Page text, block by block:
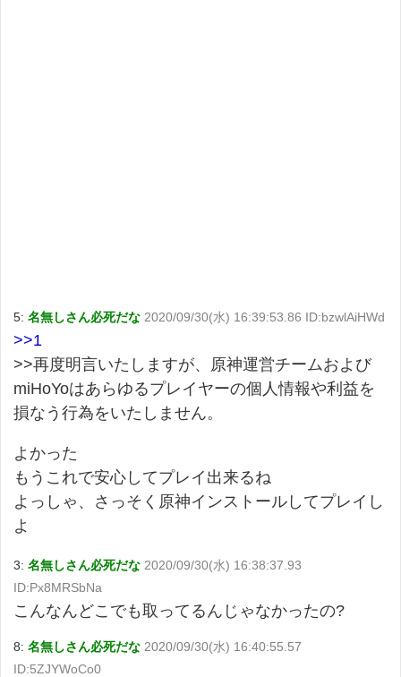
5: 名無しさん必死だな 2020/09/30(水) 16:39:53.86 ID:bzwlAiHWd
>>1
>>再度明言いたしますが、原神運営チームおよび
miHoYoはあらゆるプレイヤーの個人情報や利益を
損なう行為をいたしません。
よかった
もうこれで安心してプレイ出来るね
よっしゃ、さっそく原神インストールしてプレイし
よ
3: 名無しさん必死だな 2020/09/30(水) 16:38:37.93
ID:Px8MRSbNa
こんなんどこでも取ってるんじゃなかったの?
8: 名無しさん必死だな 2020/09/30(水) 16:40:55.57
ID:5ZJYWoCo0